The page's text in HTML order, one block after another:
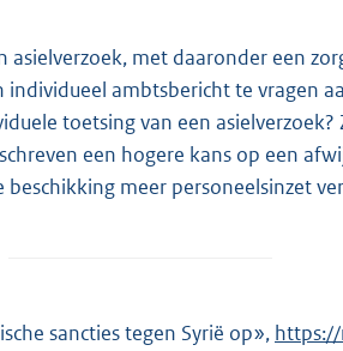
met daaronder een
ambtsbericht te vragen
toetsing van een
een hogere kans op een
meer personeelsinzet
sancties tegen Syrië op», E